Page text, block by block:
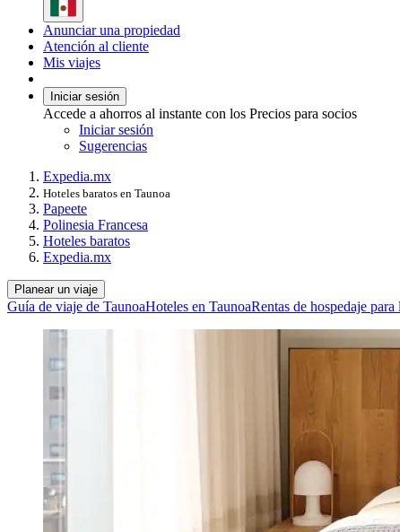
Anunciar una propiedad
Atención al cliente
Mis viajes
Iniciar sesión
Accede a ahorros al instante con los Precios para socios
Iniciar sesión
Sugerencias
Expedia.mx
Hoteles baratos en Taunoa
Papeete
Polinesia Francesa
Hoteles baratos
Expedia.mx
Planear un viaje
Guía de viaje de TaunoaHoteles en TaunoaRentas de hospedaje